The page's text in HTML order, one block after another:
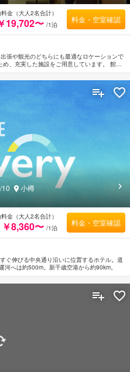
張や観光のどちらにも最適なロケーションで
、充実した施設をご用意しています。 館内
ア内）, 駐車場, 自動販売機などの設備・サー
だけるようお部屋は落ち着いた内装と和や
アコン, 暖房, 電話, テレビ, セーフティボッ
さまざまなレクリエーションをご体験いただ
金（大人2名合計）
19,702〜 /1泊
料金・空室確認
ぐ伸びる中央通り沿いに位置するホテル。道
へは約500m。新千歳空港から約90km。
/10 小樽
金（大人2名合計）
￥8,360〜 /1泊
料金・空室確認